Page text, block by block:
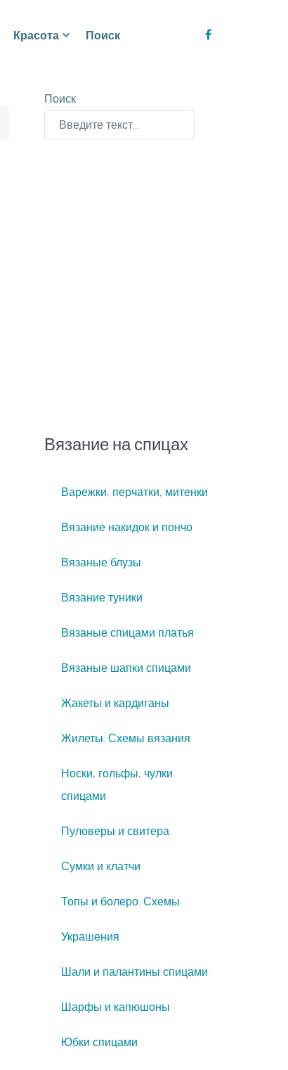
Красота Поиск
Поиск
Вязание на спицах
Варежки, перчатки, митенки
Вязание накидок и пончо
Вязаные блузы
Вязание туники
Вязаные спицами платья
Вязаные шапки спицами
Жакеты и кардиганы
Жилеты. Схемы вязания
Носки, гольфы, чулки
спицами
Пуловеры и свитера
Сумки и клатчи
Топы и болеро. Схемы
Украшения
Шали и палантины спицами
Шарфы и капюшоны
Юбки спицами